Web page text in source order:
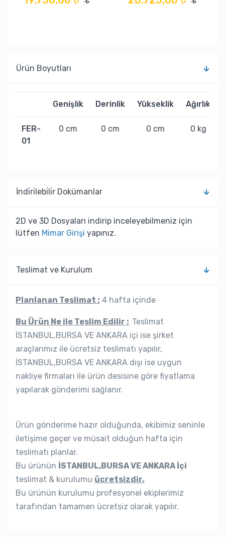
Ürün Boyutları
Genişlik Derinlik Yükseklik Ağırlık
FER-
01
0 cm 0 cm 0 cm 0 kg
İndi̇ri̇lebi̇li̇r Dokümanlar
2D ve 3D Dosyaları indirip inceleyebilmeniz için
lütfen Mimar Girişi yapınız.
Teslimat ve Kurulum
Planlanan Teslimat : 4 hafta içinde
Bu Ürün Ne ile Teslim Edilir : Teslimat
İSTANBUL,BURSA VE ANKARA içi ise şirket
araçlarımız ile ücretsiz teslimatı yapılır,
İSTANBUL,BURSA VE ANKARA dışı ise uygun
nakliye firmaları ile ürün desisine göre fiyatlama
yapılarak gönderimi sağlanır.
Ürün gönderime hazır olduğunda, ekibimiz seninle
iletişime geçer ve müsait olduğun hafta için
teslimatı planlar.
Bu ürünün İSTANBUL,BURSA VE ANKARA İçi
teslimat & kurulumu ücretsizdir.
Bu ürünün kurulumu profesyonel ekiplerimiz
tarafından tamamen ücretsiz olarak yapılır.